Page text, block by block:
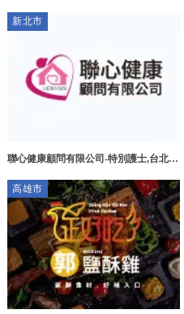
新北市
聯心健康顧問有限公司-特別護士,台北特
高雄市